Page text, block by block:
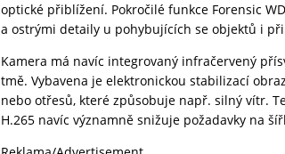
optické přiblížení. Pokročilé funkce Forensic
a ostrými detaily u pohybujících se objektů i
Kamera má navíc integrovaný infračervený
tmě. Vybavena je elektronickou stabilizací
nebo otřesů, které způsobuje např. silný vítr.
H.265 navíc významně snižuje požadavky na